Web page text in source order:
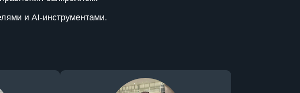
и AI-инструментами.